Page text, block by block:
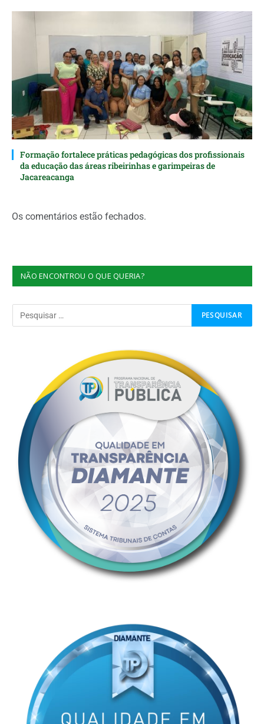
Formação fortalece práticas pedagógicas dos profissionais
da educação das áreas ribeirinhas e garimpeiras de
Jacareacanga
Os comentários estão fechados.
NÃO ENCONTROU O QUE QUERIA?